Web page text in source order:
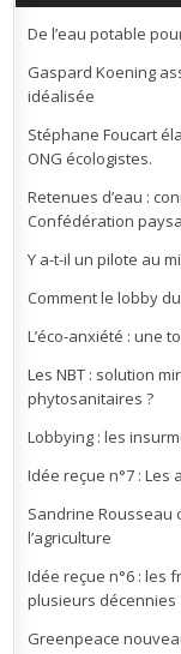
De l’eau potable
Gaspard Koening
idéalisée
Stéphane Foucart
ONG écologistes.
Retenues d’eau :
Confédération
Y a-t-il un pilote au
Comment le lobby
L’éco-anxiété : une
Les NBT : solution
phytosanitaires ?
Lobbying : les
Idée reçue n°7 : Les
Sandrine Rousseau
l’agriculture
Idée reçue n°6 : les
plusieurs décennies
Greenpeace